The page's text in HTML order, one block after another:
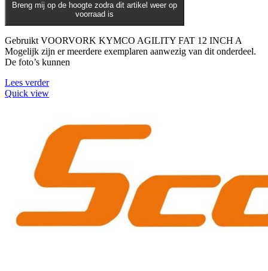
Breng mij op de hoogte zodra dit artikel weer op
voorraad is
Gebruikt VOORVORK KYMCO AGILITY FAT 12 INCH A
Mogelijk zijn er meerdere exemplaren aanwezig van dit onderdeel.
De foto’s kunnen
Lees verder
Quick view